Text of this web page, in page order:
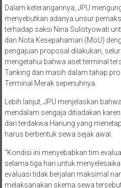
Dalam keterangannya, JPU
menyebutkan adanya unsur
terhadap saksi Nina Sulistyowati
dan Nota Kesepahaman (MoU)
pengajuan proposal dilakukan,
mengetahui bahwa aset terminal
Tanking dan masih dalam tahap
Terminal Merak sepenuhnya.
Lebih lanjut, JPU menjelaskan
mendalam sengaja ditiadakan
dari terdakwa Hanung yang
harus berbentuk sewa sejak awal.
“Kondisi ini menyebabkan tim
selama tiga hari untuk
evaluasi tidak berjalan maksimal
melaksanakan skema sewa